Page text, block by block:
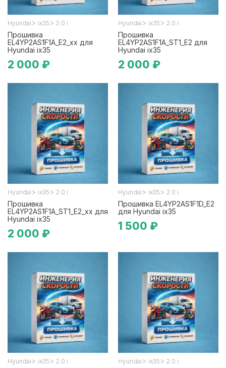
Hyundai > ix35 > 2.0 i
Прошивка
EL4YP2AS1F1A_E2_xx для
Hyundai ix35
2 000 ₽
Hyundai > ix35 > 2.0 i
Прошивка
EL4YP2AS1F1A_ST1_E2 для
Hyundai ix35
2 000 ₽
Hyundai > ix35 > 2.0 i
Прошивка
EL4YP2AS1F1A_ST1_E2_xx для
Hyundai ix35
2 000 ₽
Hyundai > ix35 > 2.0 i
Прошивка EL4YP2AS1F1D_E2
для Hyundai ix35
1 500 ₽
Hyundai > ix35 > 2.0 i Hyundai > ix35 > 2.0 i